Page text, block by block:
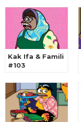
Kak Ifa & Famili
#103